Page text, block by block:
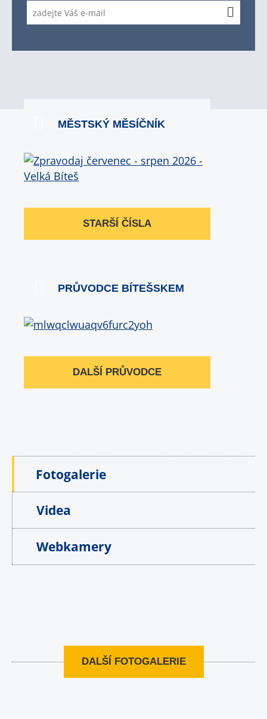
MĚSTSKÝ MĚSÍČNÍK
STARŠÍ ČÍSLA
PRŮVODCE BÍTEŠSKEM
DALŠÍ PRŮVODCE
Fotogalerie
Videa
Webkamery
DALŠÍ FOTOGALERIE